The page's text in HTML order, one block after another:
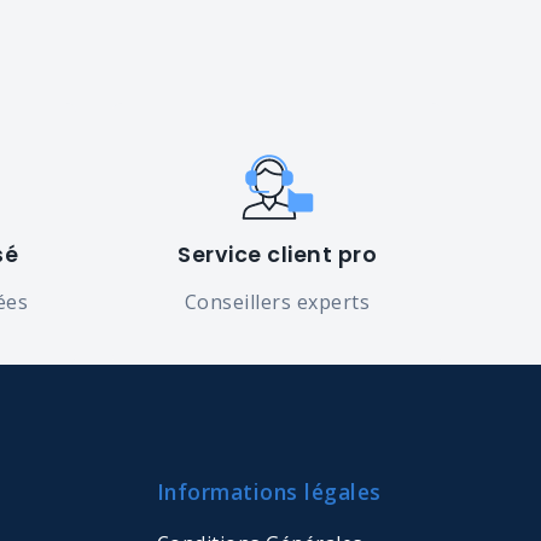
Service client pro
Conseillers experts
Informations légales